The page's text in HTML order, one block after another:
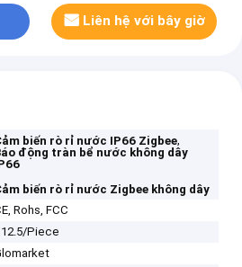
Liên hệ với bây giờ
biến rò rỉ nước IP66 Zigbee,
động tràn bể nước không dây
biến rò rỉ nước Zigbee không dây
Rohs, FCC
Piece